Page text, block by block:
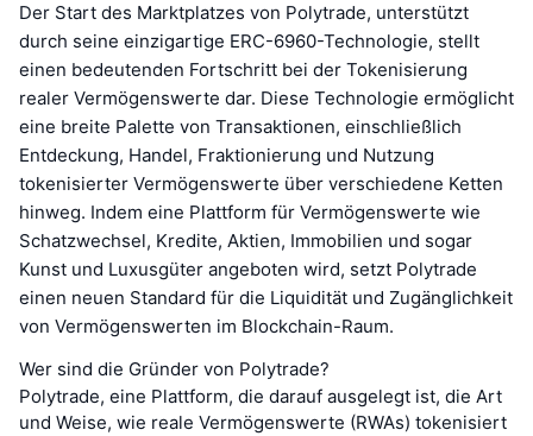
Der Start des Marktplatzes von Polytrade, unterstützt
durch seine einzigartige ERC-6960-Technologie, stellt
einen bedeutenden Fortschritt bei der Tokenisierung
realer Vermögenswerte dar. Diese Technologie ermöglicht
eine breite Palette von Transaktionen, einschließlich
Entdeckung, Handel, Fraktionierung und Nutzung
tokenisierter Vermögenswerte über verschiedene Ketten
hinweg. Indem eine Plattform für Vermögenswerte wie
Schatzwechsel, Kredite, Aktien, Immobilien und sogar
Kunst und Luxusgüter angeboten wird, setzt Polytrade
einen neuen Standard für die Liquidität und Zugänglichkeit
von Vermögenswerten im Blockchain-Raum.
Wer sind die Gründer von Polytrade?
Polytrade, eine Plattform, die darauf ausgelegt ist, die Art
und Weise, wie reale Vermögenswerte (RWAs) tokenisiert